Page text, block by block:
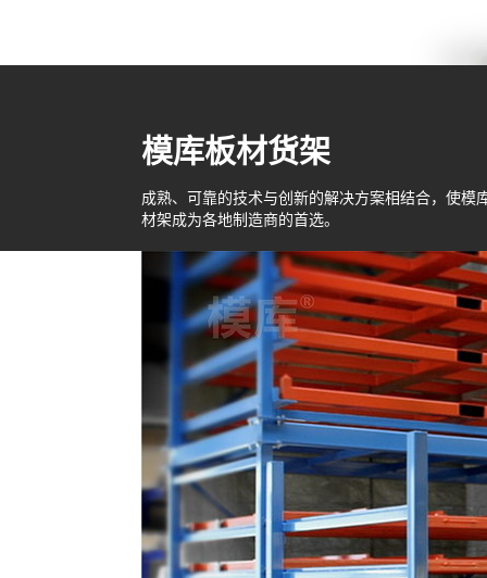
模库板材货架
成熟、可靠的技术与创新的解决方案相结合，使模
材架成为各地制造商的首选。